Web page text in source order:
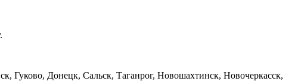
Гуково, Донецк, Сальск, Таганрог, Новошахтинск, Новочеркасск,